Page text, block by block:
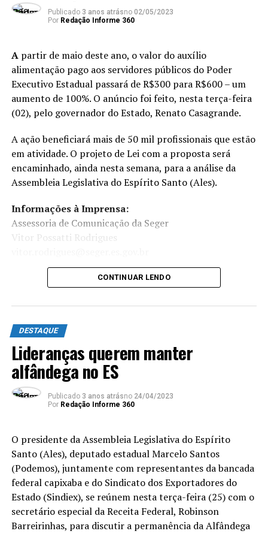
Numa das decisões, a Corte determinou que o desconto
previsto pela não execução dos investimentos até o 5º
ano de concessão fosse feito de forma concentrada e
imediatamente no ano seguinte e não de forma diluída
pelo prazo restante da concessão.
Em tese, isso daria um desconto maior na tarifa do
pedágio e também um prejuízo maior para o caixa da
concessionária, a depender dos cálculos feitos pela
ANTT, que também foi alvo da decisão do TCU.
A Corte determinou que a agência calcule – num prazo
de 90 dias acrescido de mais 30 – os valores e promova o
reequilíbrio do contrato, por meio de revisão tarifária. A
Plenário.
Sampaio, esteve com representantes da EcoRodoviase,
em visita ao Estado, ele confirmou a intenção da
empresa, mas disse que estava tentando reverter a
situação.
ANÚNCIO
“Eles alegam prejuízo financeiro, por conta das
decisões. Perguntei se seria irrevogável e eles disseram
que por ora, sim”, disse Neucimar Fraga, que é
Publicado 3 anos atrásno 02/05/2023
Por Redação Informe 360
Apartir de maio deste ano, o valor do auxílio
alimentação pago aos servidores públicos do Poder
Executivo Estadual passará de R$300 para R$600 – um
aumento de 100%. O anúncio foi feito, nesta terça-feira
(02), pelo governador do Estado, Renato Casagrande.
A ação beneficiará mais de 50 mil profissionais que estão
em atividade. O projeto de Lei com a proposta será
encaminhado, ainda nesta semana, para a análise da
Assembleia Legislativa do Espírito Santo (Ales).
Informações à Imprensa:
Assessoria de Comunicação da Seger
Vitor Possatti Rodrigues
CONTINUAR LENDO
DESTAQUE
Lideranças querem manter
alfândega no ES
Publicado 3 anos atrásno 24/04/2023
Por Redação Informe 360
O presidente da Assembleia Legislativa do Espírito
Santo (Ales), deputado estadual Marcelo Santos
(Podemos), juntamente com representantes da bancada
federal capixaba e do Sindicato dos Exportadores do
Estado (Sindiex), se reúnem nesta terça-feira (25) com o
secretário especial da Receita Federal, Robinson
Barreirinhas, para discutir a permanência da Alfândega